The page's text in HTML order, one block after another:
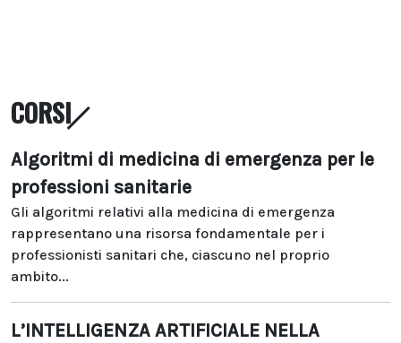
CORSI
Algoritmi di medicina di emergenza per le
professioni sanitarie
Gli algoritmi relativi alla medicina di emergenza
rappresentano una risorsa fondamentale per i
professionisti sanitari che, ciascuno nel proprio
ambito...
L’INTELLIGENZA ARTIFICIALE NELLA